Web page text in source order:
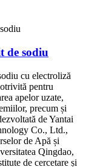
de sodiu
cu electroliză
pentru
apelor uzate,
precum și
de Yantai
Co., Ltd.,
de Apă și
Qingdao,
de cercetare și